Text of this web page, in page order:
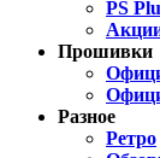
PS
Прошивки
Разное
Ретро